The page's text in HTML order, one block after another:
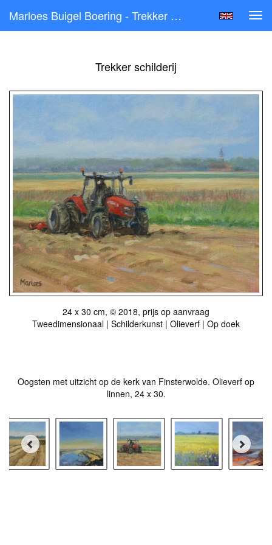
Marloes Buigel Boering - Trekker Schilderij
Trekker schilderij
24 x 30 cm, © 2018, prijs op aanvraag
Tweedimensionaal | Schilderkunst | Olieverf | Op doek
Oogsten met uitzicht op de kerk van Finsterwolde. Olieverf op
linnen, 24 x 30.